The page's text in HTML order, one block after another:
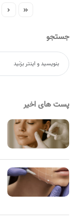
جستجو
پست های اخیر